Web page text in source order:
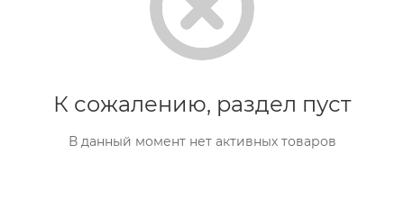
К сожалению, раздел пуст
В данный момент нет активных товаров